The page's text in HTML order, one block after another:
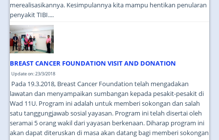
merealisasikannya. Kesimpulannya kita mampu hentikan penularan
penyakit TIBI....
BREAST CANCER FOUNDATION VISIT AND DONATION
Update on: 23/3/2018
Pada 19.3.2018, Breast Cancer Foundation telah mengadakan
lawatan dan menyampaikan sumbangan kepada pesakit-pesakit di
Wad 11U. Program ini adalah untuk memberi sokongan dan salah
satu tanggungjawab sosial yayasan. Program ini telah disertai oleh
seramai 5 orang wakil dari yayasan berkenaan. Diharap program ini
akan dapat diteruskan di masa akan datang bagi memberi sokongan